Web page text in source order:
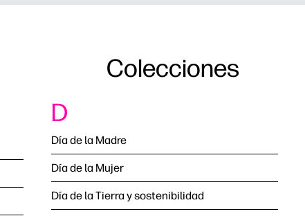
Colecciones
D
Día de la Madre
Día de la Mujer
Día de la Tierra y sostenibilidad